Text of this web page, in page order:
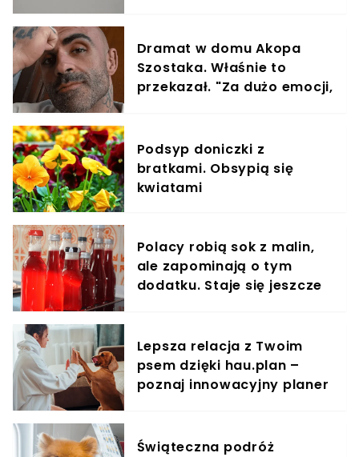
Dramat w domu Akopa
Szostaka. Właśnie to
przekazał. "Za dużo emocji,
Podsyp doniczki z
bratkami. Obsypią się
kwiatami
Polacy robią sok z malin,
ale zapominają o tym
dodatku. Staje się jeszcze
Lepsza relacja z Twoim
psem dzięki hau.plan –
poznaj innowacyjny planer
Świąteczna podróż